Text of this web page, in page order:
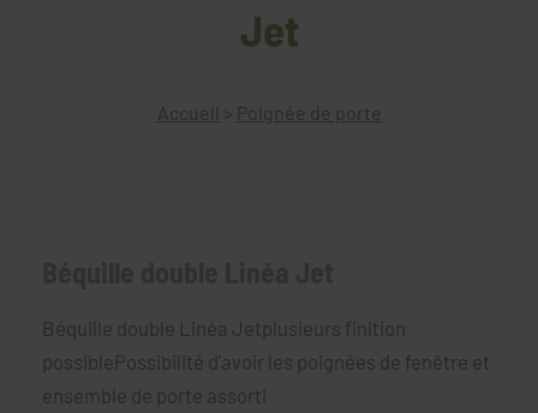
Jet
Accueil > Poignée de porte
Béquille double Linéa Jetplusieurs finition
possiblePossibilité d'avoir les poignées de fenêtre et
ensemble de porte assorti